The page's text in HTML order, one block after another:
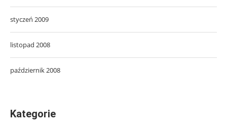
styczeń 2009
listopad 2008
październik 2008
Kategorie